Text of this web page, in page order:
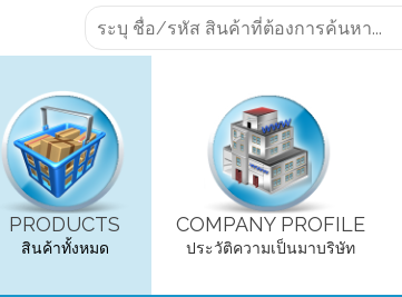
PRODUCTS
สินค้าทั้งหมด
COMPANY PROFILE
ประวัติความเป็นมาบริษัท